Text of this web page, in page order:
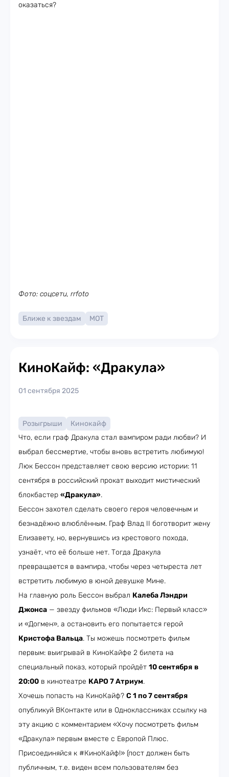
оказаться?
Фото: соцсети, rrfoto
Ближе к звездам МОТ
КиноКайф: «Дракула»
01 сентября 2025
Розыгрыши
Кинокайф
Что, если граф Дракула стал вампиром ради любви? И
выбрал бессмертие, чтобы вновь встретить любимую!
Люк Бессон представляет свою версию истории: 11
сентября в российский прокат выходит мистический
блокбастер «Дракула».
Бессон захотел сделать своего героя человечным и
безнадёжно влюблённым. Граф Влад II боготворит жену
Елизавету, но, вернувшись из крестового похода,
узнаёт, что её больше нет. Тогда Дракула
превращается в вампира, чтобы через четыреста лет
встретить любимую в юной девушке Мине.
На главную роль Бессон выбрал Калеба Лэндри
Джонса — звезду фильмов «Люди Икс: Первый класс»
и «Догмен», а остановить его попытается герой
Кристофа Вальца. Ты можешь посмотреть фильм
первым: выигрывай в КиноКайфе 2 билета на
специальный показ, который пройдёт 10 сентября в
20:00 в кинотеатре КАРО 7 Атриум.
Хочешь попасть на КиноКайф? С 1 по 7 сентября
опубликуй ВКонтакте или в Одноклассниках ссылку на
эту акцию с комментарием «Хочу посмотреть фильм
«Дракула» первым вместе с Европой Плюс.
Присоединяйся к #КиноКайф!» (пост должен быть
публичным, т.е. виден всем пользователям без